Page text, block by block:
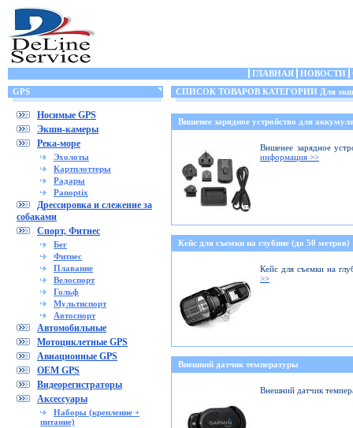
ГЛАВНАЯ НОВОСТИ
GPS
Носимые GPS
Экшн-камеры
Река-море
Эхолоты
Картплоттеры
Радары
Panoptix
Дрессировка и слежение за
собаками
Спорт, Фитнес
Бег
Фитнес
Плавание
Велоспорт
Гольф
Мультиспорт
Автоспорт
Автомобильные
Мотоциклетные GPS
Авиационные GPS
OEM GPS
Видеорегистраторы
Аксессуары
Наборы (крепление +
питание)
СПИСОК ТОВАРОВ КАТЕГОРИИ Для
Вншенее зарядное устройство для
Вншенее зарядное
информация >>
Кейс для съемки на глубине (до 50 метров)
Кейс для съемки на
>>
Внешний датчик температуры
Внешний датчик